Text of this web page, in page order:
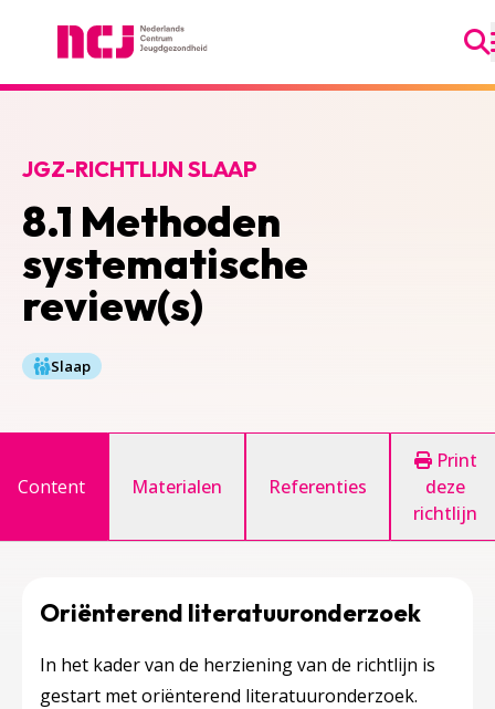
8.1 Methoden
systematische
review(s)
JGZ-RICHTLIJN SLAAP
Slaap
Content Materialen Referenties
Print
deze
richtlijn
Oriënterend literatuuronderzoek
In het kader van de herziening van de richtlijn is
gestart met oriënterend literatuuronderzoek.